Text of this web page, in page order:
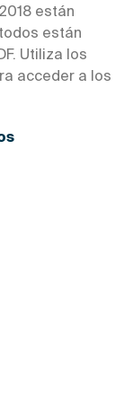
están
están
Utiliza los
acceder a los